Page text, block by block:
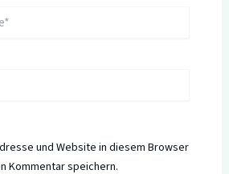
und Website in diesem Browser
Kommentar speichern.